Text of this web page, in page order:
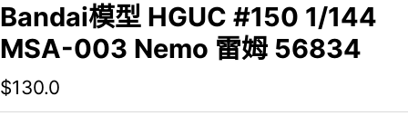
Bandai模型 HGUC #150 1/144
MSA-003 Nemo 雷姆 56834
$130.0